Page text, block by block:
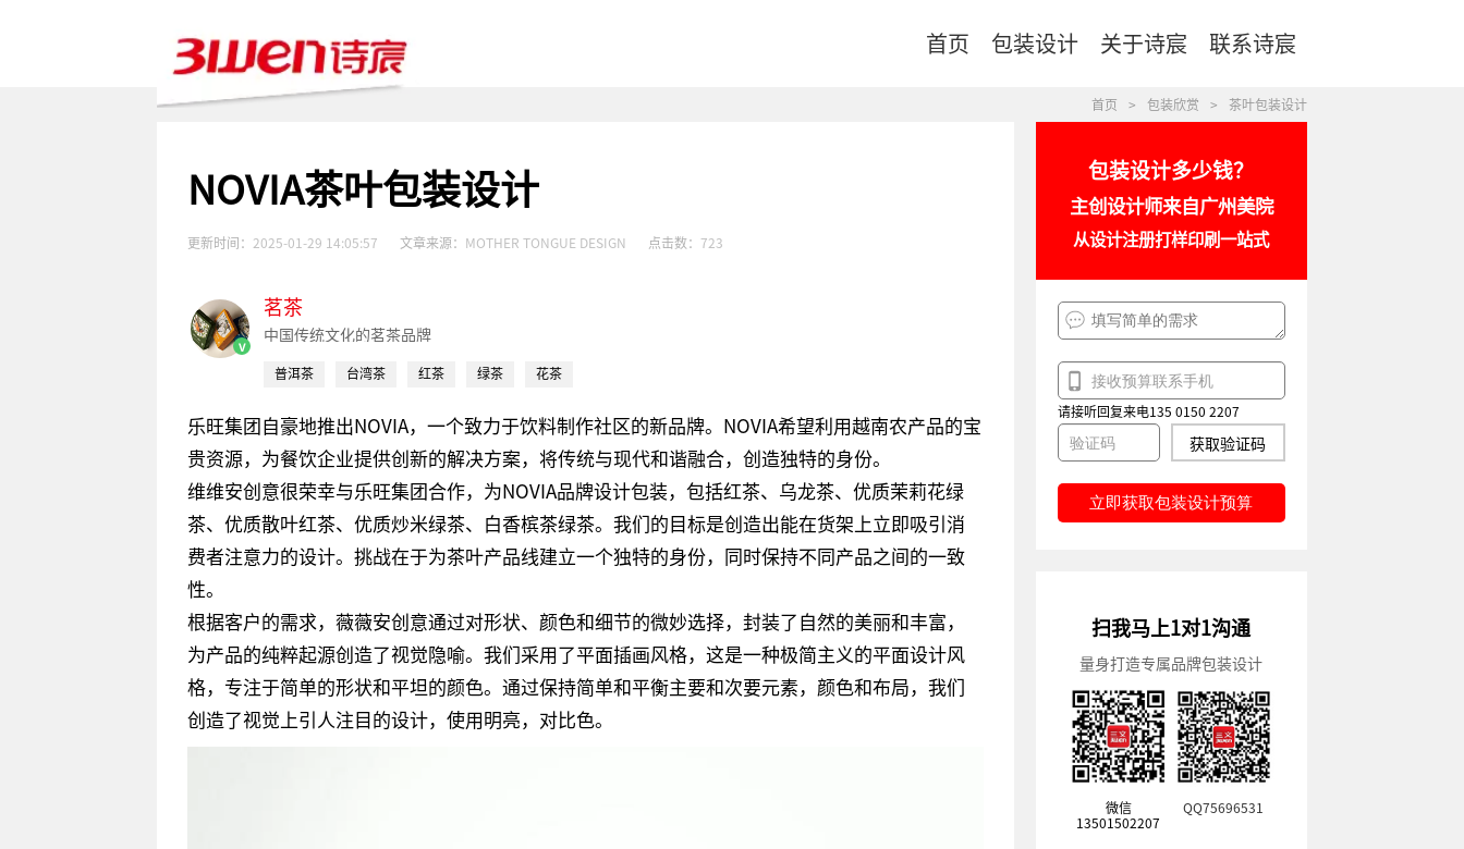
首页 包装设计 关于诗宸 联系诗宸
首页 > 包装欣赏 > 茶叶包装设计
NOVIA茶叶包装设计
更新时间： 2025-01-29 14:05:57 文章来源： MOTHER TONGUE DESIGN 点击数：723
v
茗茶
中国传统文化的茗茶品牌
普洱茶 台湾茶 红茶 绿茶 花茶
乐旺集团自豪地推出NOVIA，一个致力于饮料制作社区的新品牌。NOVIA希望利用越南农产品的宝
贵资源，为餐饮企业提供创新的解决方案，将传统与现代和谐融合，创造独特的身份。
维维安创意很荣幸与乐旺集团合作，为NOVIA品牌设计包装，包括红茶、乌龙茶、优质茉莉花绿
茶、优质散叶红茶、优质炒米绿茶、白香槟茶绿茶。我们的目标是创造出能在货架上立即吸引消
费者注意力的设计。挑战在于为茶叶产品线建立一个独特的身份，同时保持不同产品之间的一致
性。
根据客户的需求，薇薇安创意通过对形状、颜色和细节的微妙选择，封装了自然的美丽和丰富，
为产品的纯粹起源创造了视觉隐喻。我们采用了平面插画风格，这是一种极简主义的平面设计风
格，专注于简单的形状和平坦的颜色。通过保持简单和平衡主要和次要元素，颜色和布局，我们
创造了视觉上引人注目的设计，使用明亮，对比色。
包装设计多少钱？
主创设计师来自广州美院
从设计注册打样印刷一站式
请接听回复来电135 0150 2207
获取验证码
立即获取包装设计预算
扫我马上1对1沟通
量身打造专属品牌包装设计
微信
13501502207
QQ75696531